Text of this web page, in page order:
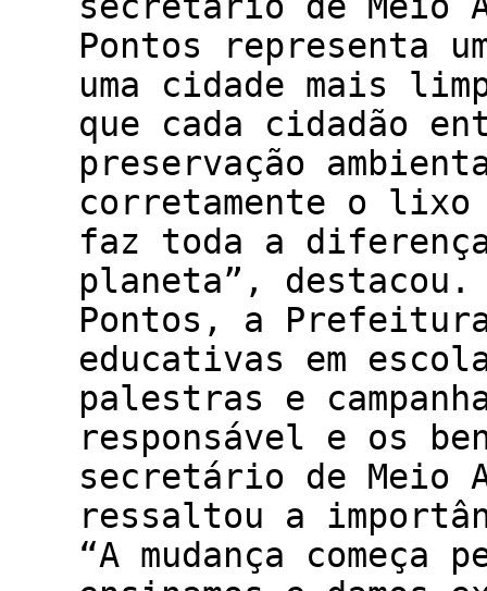
Pontos representa
uma cidade mais
que cada cidadão
preservação
corretamente o lixo
faz toda a
planeta”, destacou.
Pontos, a
educativas em
palestras e
responsável e os
secretário de Meio
ressaltou a
“A mudança começa